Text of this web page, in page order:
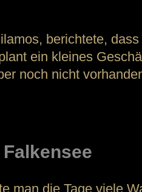
berichtete,
ein kleines
noch nicht
man die Tage viele